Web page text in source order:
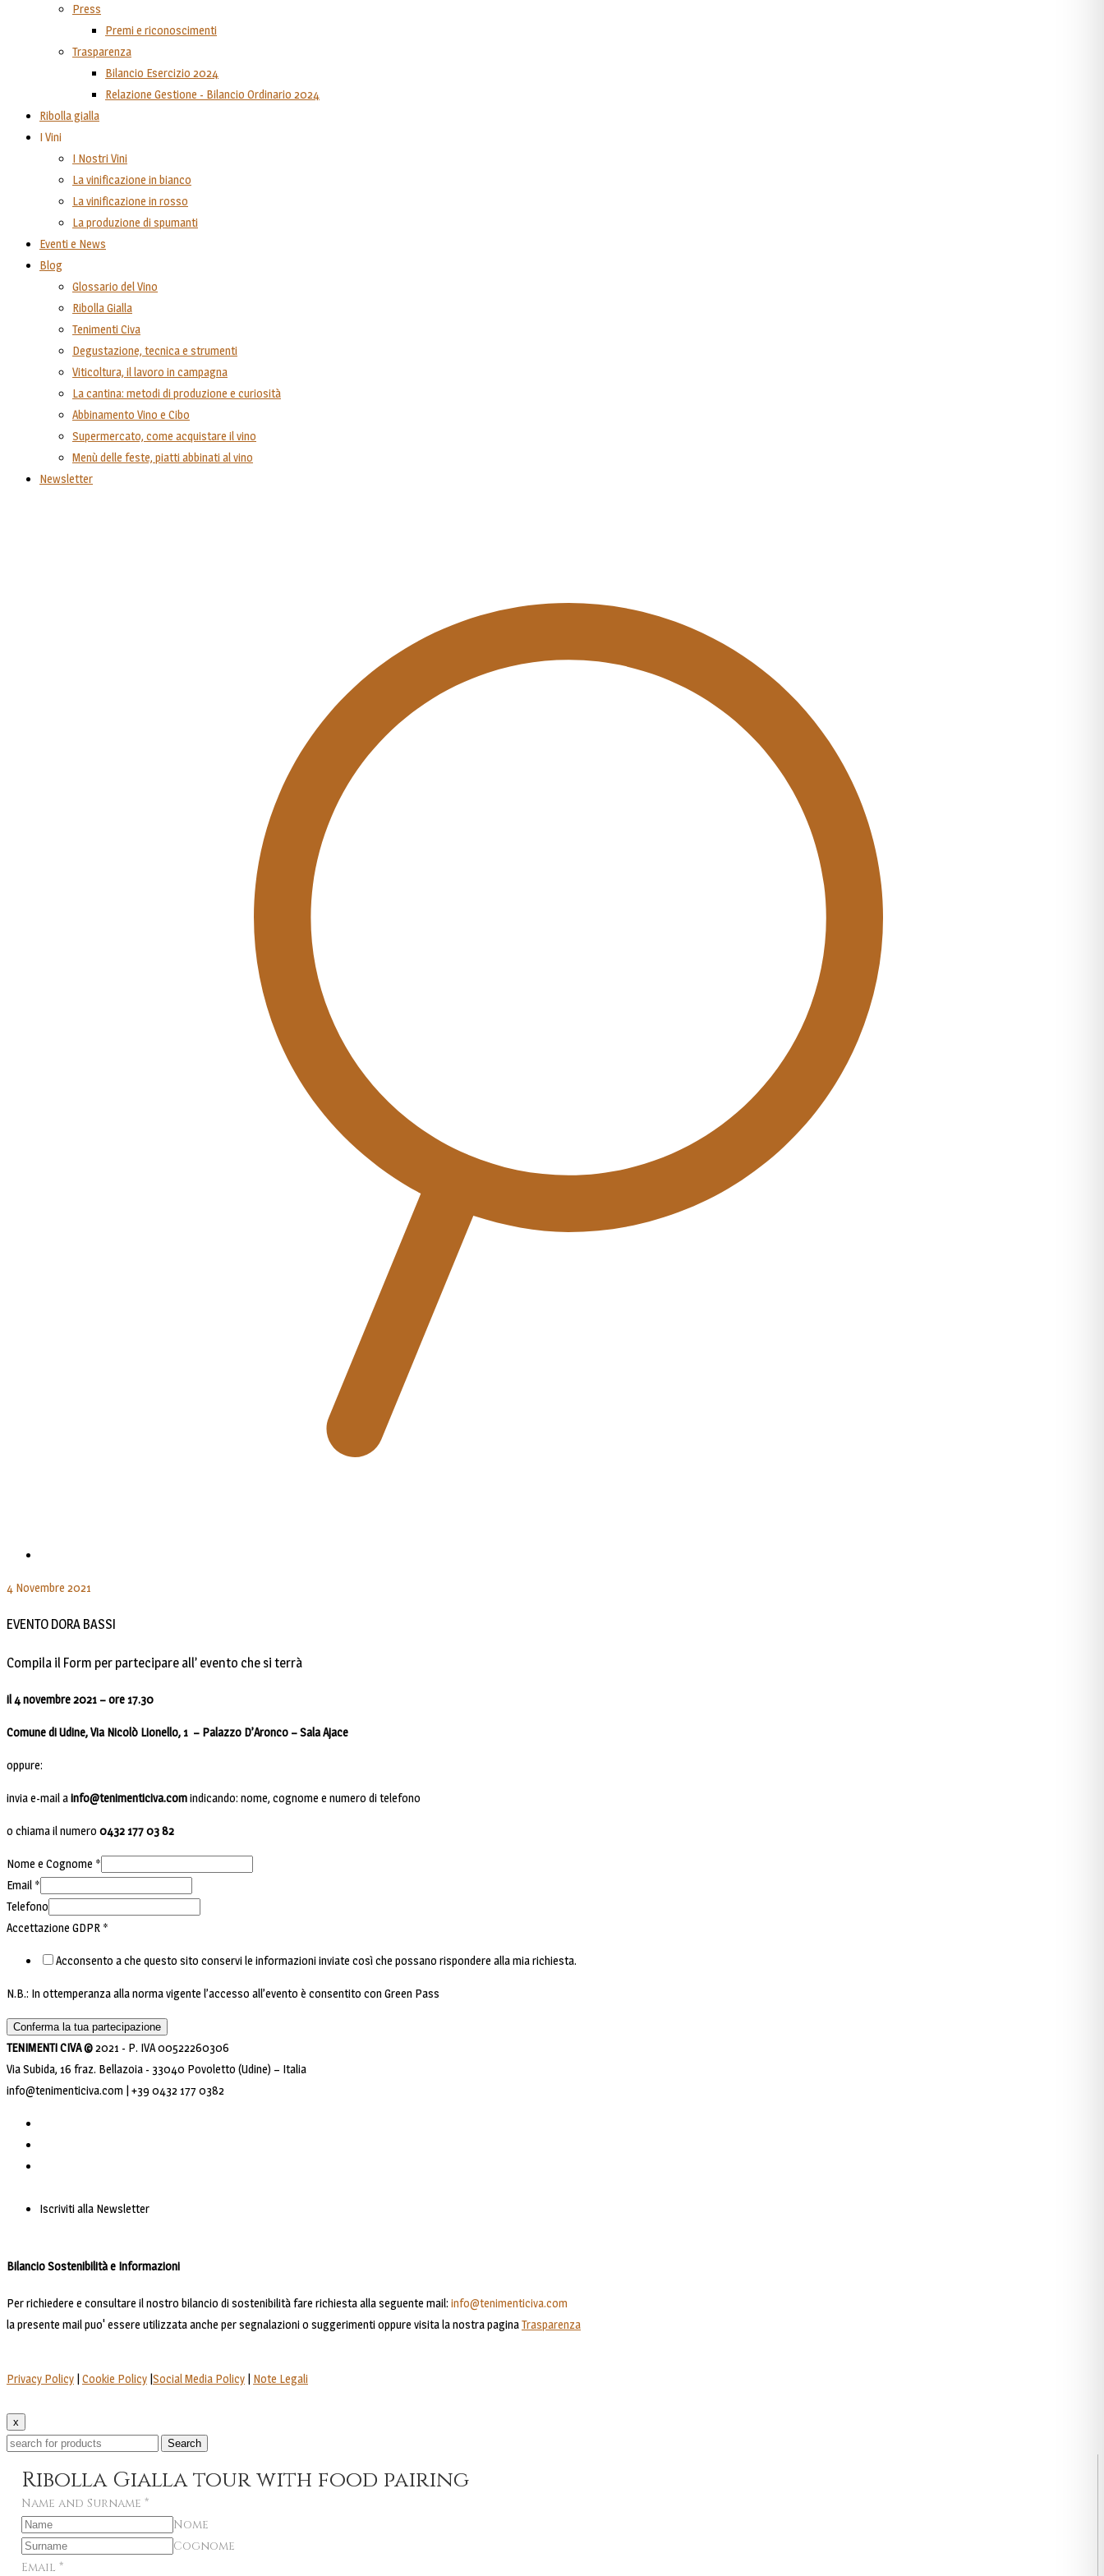
Press
Premi e riconoscimenti
Trasparenza
Bilancio Esercizio 2024
Relazione Gestione - Bilancio Ordinario 2024
Ribolla gialla
I Vini
I Nostri Vini
La vinificazione in bianco
La vinificazione in rosso
La produzione di spumanti
Eventi e News
Blog
Glossario del Vino
Ribolla Gialla
Tenimenti Civa
Degustazione, tecnica e strumenti
Viticoltura, il lavoro in campagna
La cantina: metodi di produzione e curiosità
Abbinamento Vino e Cibo
Supermercato, come acquistare il vino
Menù delle feste, piatti abbinati al vino
Newsletter
4 Novembre 2021
EVENTO DORA BASSI
Compila il Form per partecipare all’ evento che si terrà
il 4 novembre 2021 – ore 17.30
Comune di Udine, Via Nicolò Lionello, 1 – Palazzo D’Aronco – Sala Ajace
oppure:
invia e-mail ainfo@tenimenticiva.comindicando: nome, cognome e numero di telefono
o chiama il numero 0432 177 03 82
Nome e Cognome *
Email *
Telefono
Accettazione GDPR *
Acconsento a che questo sito conservi le informazioni inviate così che possano rispondere alla mia richiesta.
N.B.: In ottemperanza alla norma vigente l’accesso all’evento è consentito con Green Pass
Conferma la tua partecipazione
TENIMENTI CIVA ©2021 - P. IVA 00522260306
Via Subida, 16 fraz. Bellazoia - 33040 Povoletto (Udine) – Italia
info@tenimenticiva.com | +39 0432 177 0382
Iscriviti alla Newsletter
Bilancio Sostenibilità e Informazioni
Per richiedere e consultare il nostro bilancio di sostenibilità fare richiesta alla seguente mail: info@tenimenticiva.com
la presente mail puo' essere utilizzata anche per segnalazioni o suggerimenti oppure visita la nostra paginaTrasparenza
Privacy Policy | Cookie Policy |Social Media Policy | Note Legali
x
Search
Ribolla Gialla tour with food pairing
Name and Surname *
Nome
Cognome
Email *